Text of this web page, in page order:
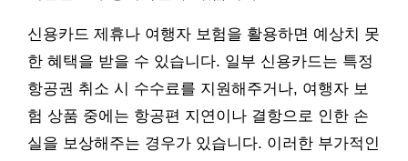
신용카드 제휴나 여행자 보험을 활용하면 예상치 못
한 혜택을 받을 수 있습니다. 일부 신용카드는 특정
항공권 취소 시 수수료를 지원해주거나, 여행자 보
험 상품 중에는 항공편 지연이나 결항으로 인한 손
실을 보상해주는 경우가 있습니다. 이러한 부가적인